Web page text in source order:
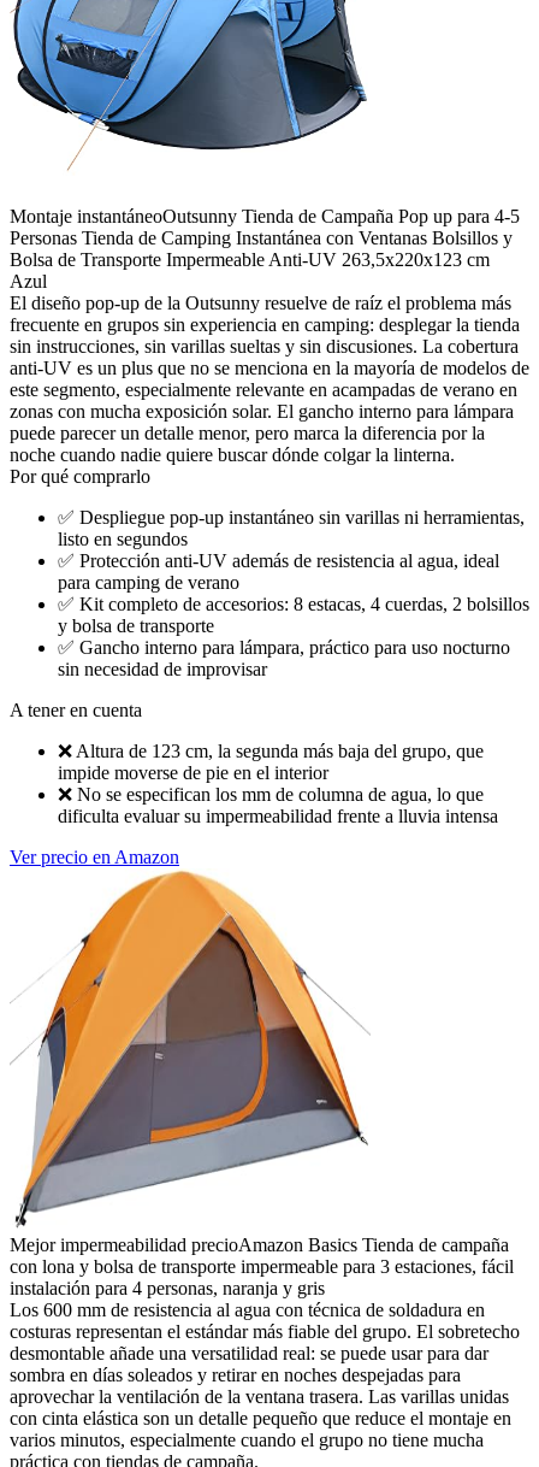
Montaje instantáneoOutsunny Tienda de Campaña Pop up para 4-5
Personas Tienda de Camping Instantánea con Ventanas Bolsillos y
Bolsa de Transporte Impermeable Anti-UV 263,5x220x123 cm
Azul
El diseño pop-up de la Outsunny resuelve de raíz el problema más
frecuente en grupos sin experiencia en camping: desplegar la tienda
sin instrucciones, sin varillas sueltas y sin discusiones. La cobertura
anti-UV es un plus que no se menciona en la mayoría de modelos de
este segmento, especialmente relevante en acampadas de verano en
zonas con mucha exposición solar. El gancho interno para lámpara
puede parecer un detalle menor, pero marca la diferencia por la
noche cuando nadie quiere buscar dónde colgar la linterna.
Por qué comprarlo
✅ Despliegue pop-up instantáneo sin varillas ni herramientas,
listo en segundos
✅ Protección anti-UV además de resistencia al agua, ideal
para camping de verano
✅ Kit completo de accesorios: 8 estacas, 4 cuerdas, 2 bolsillos
y bolsa de transporte
✅ Gancho interno para lámpara, práctico para uso nocturno
sin necesidad de improvisar
A tener en cuenta
❌ Altura de 123 cm, la segunda más baja del grupo, que
impide moverse de pie en el interior
❌ No se especifican los mm de columna de agua, lo que
dificulta evaluar su impermeabilidad frente a lluvia intensa
Ver precio en Amazon
Mejor impermeabilidad precioAmazon Basics Tienda de campaña
con lona y bolsa de transporte impermeable para 3 estaciones, fácil
instalación para 4 personas, naranja y gris
Los 600 mm de resistencia al agua con técnica de soldadura en
costuras representan el estándar más fiable del grupo. El sobretecho
desmontable añade una versatilidad real: se puede usar para dar
sombra en días soleados y retirar en noches despejadas para
aprovechar la ventilación de la ventana trasera. Las varillas unidas
con cinta elástica son un detalle pequeño que reduce el montaje en
varios minutos, especialmente cuando el grupo no tiene mucha
práctica con tiendas de campaña.